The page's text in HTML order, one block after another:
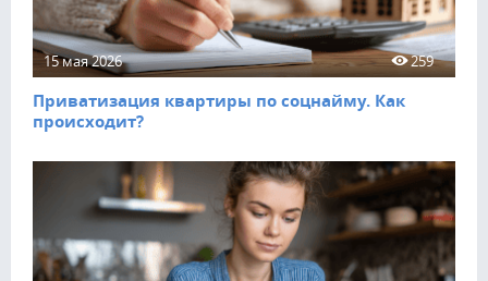
15 мая 2026 259
Приватизация квартиры по соцнайму. Как
происходит?